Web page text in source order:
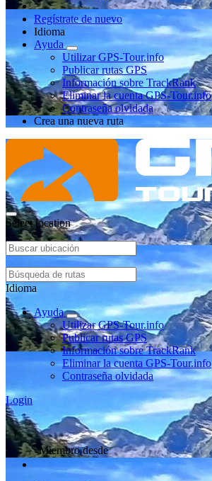
Regístrate de nuevo
Idioma
Ayuda
Utilizar GPS-Tour.info
Publicar rutas GPS
Información sobre TrackRank
Eliminar la cuenta GPS-Tour.info
Contraseña olvidada
Crea una nueva ruta
Select location
Idioma
Ayuda
Utilizar GPS-Tour.info
Publicar rutas GPS
Información sobre TrackRank
Eliminar la cuenta GPS-Tour.info
Contraseña olvidada
Login
Miembro desde